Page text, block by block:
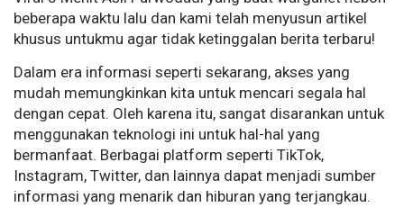
beberapa waktu lalu dan kami telah menyusun artikel
khusus untukmu agar tidak ketinggalan berita terbaru!
Dalam era informasi seperti sekarang, akses yang
mudah memungkinkan kita untuk mencari segala hal
dengan cepat. Oleh karena itu, sangat disarankan untuk
menggunakan teknologi ini untuk hal-hal yang
bermanfaat. Berbagai platform seperti TikTok,
Instagram, Twitter, dan lainnya dapat menjadi sumber
informasi yang menarik dan hiburan yang terjangkau.